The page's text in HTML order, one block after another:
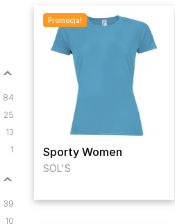
84
25
13
1
39
10
Sporty Women
SOL'S
Promocja!